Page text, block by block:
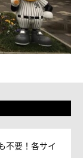
不要！各サイ